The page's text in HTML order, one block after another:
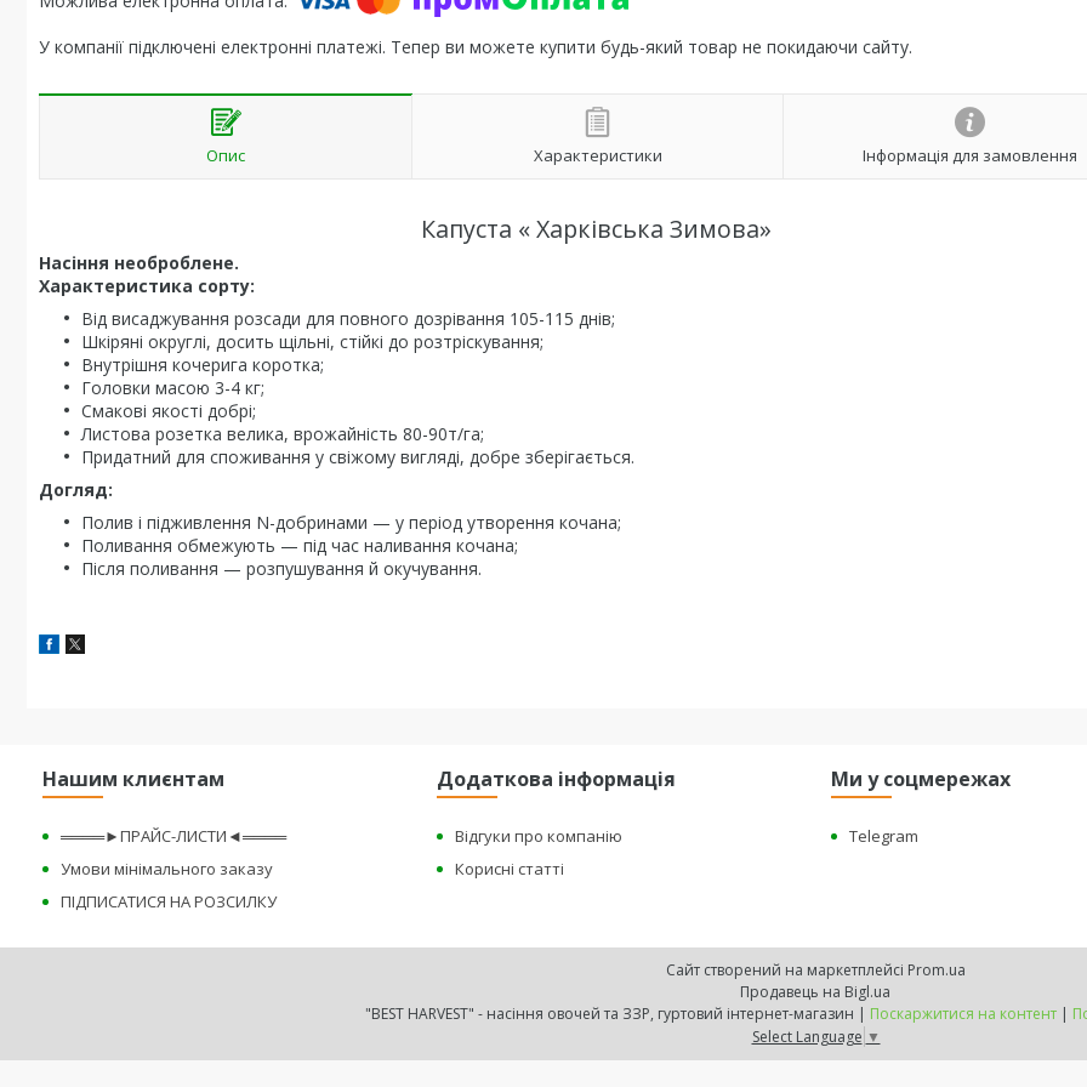
У компанії підключені електронні платежі. Тепер ви можете купити будь-який товар не покидаючи сайту.
Опис Характеристики Інформація для замовлення
Капуста « Харківська Зимова»
Насіння необроблене.
Характеристика сорту:
Від висаджування розсади для повного дозрівання 105-115 днів;
Шкіряні округлі, досить щільні, стійкі до розтріскування;
Внутрішня кочерига коротка;
Головки масою 3-4 кг;
Смакові якості добрі;
Листова розетка велика, врожайність 80-90т/га;
Придатний для споживання у свіжому вигляді, добре зберігається.
Догляд:
Полив і підживлення N-добринами — у період утворення кочана;
Поливання обмежують — під час наливання кочана;
Після поливання — розпушування й окучування.
Нашим клиєнтам
════►ПРАЙС-ЛИСТИ◄════
Умови мінімального заказу
ПІДПИСАТИСЯ НА РОЗСИЛКУ
Додаткова інформація
Відгуки про компанію
Корисні статті
Ми у соцмережах
Telegram
Сайт створений на маркетплейсі Prom.ua
Продавець на Bigl.ua
"BEST HARVEST" - насіння овочей та ЗЗР, гуртовий інтернет-магазин | Поскаржитися на контент |
Select Language ▼